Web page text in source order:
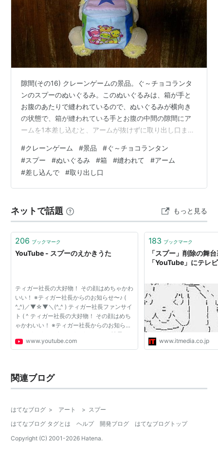
かれたアートを指す。
本来のスプーとはかけ離れた姿をしており、「極悪スプ
ー」「地獄のモンスター スプー *1」「例の化け物」な
どと呼ばれている。
この動画が現在人気を集める米YouTubeにアップロード
さらに漫画（みえるひと）やアニメ（ネギま！？）にも
こっそり登場した。
一方著作者であるNHKは2006年5月末にYouTubeによ
る動画公開の事実を外部からの通報によって確認。「調
を要請。翌5月31日に削除を確認した。しかしながら運
営側の削除とユーザーのアップロードはいたちごっこ状
態となっている。なお詳細は
google:スプーのえかきう
た辺りから探してください。
この騒動の中で作られた同名の替え歌もネット上で公
開され、大きな話題を呼んだ
隙間(その16) クレーンゲームの景品。ぐ～チョコランタ
ンのスプーのぬいぐるみ。このぬいぐるみは、箱が手と
お腹のあたりで縫われているので、ぬいぐるみが横向き
の状態で、箱が縫われている手とお腹の中間の隙間にア
ームを1本差し込むと、アームが抜けずに取り出し口まで
手とお腹の中間の隙間にアームを1本差し込んで、3本の
アームでぬいぐるみを抱えるように持ち上げると、取り
出し口まで持ってきてくれる確率が上がるかもしれませ
ん。
#クレーンゲーム #景品 #ぐ～チョコランタン
#スプー #ぬいぐるみ #箱 #縫われて #アーム
#差し込んで #取り出し口
ネットで話題 もっと見る
206 ブックマーク
YouTube - スプーのえかきうた
ティガー社長の大好物！ その顔はめちゃかわ
いい！ ※ティガー社長からのお知らせ〜♪ (
^_^)／▼☆▼＼(^_^ ) ティガー社長ファンサイ
ト ( ^ ティガー社長の大好物！ その顔はめち
ゃかわいい！ ※ティガー社長からのお知ら
せ〜♪ ( ^_^)／▼☆▼＼(^_^ ) ティガー社長フ
ァンサイト ( ^_^)／□☆□＼(^_^ ) オープンし
www.youtube.com
183 ブックマーク
「スプー」削除の舞
「YouTube」にテレ
www.itmedia.co.jp
関連ブログ
はてなブログ > アート > スプー
はてなブログ タグとは
ヘルプ 開発ブログ
はてなブログトップ
Copyright (C) 2001-2026 Hatena.